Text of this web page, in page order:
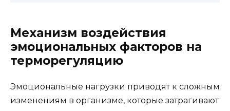
Механизм воздействия
эмоциональных факторов на
терморегуляцию
Эмоциональные нагрузки приводят к сложным
изменениям в организме, которые затрагивают